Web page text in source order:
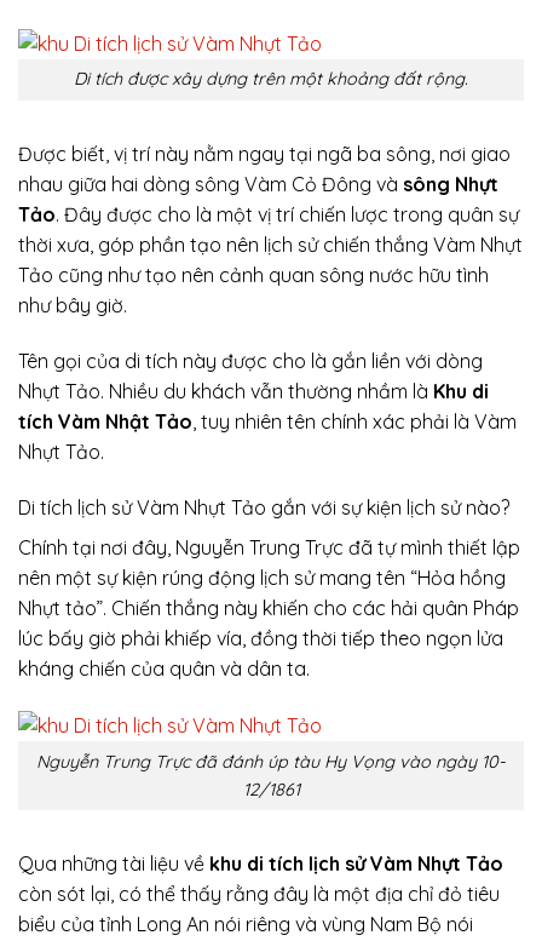
Di tích được xây dựng trên một khoảng đất rộng.
Được biết, vị trí này nằm ngay tại ngã ba sông, nơi giao
nhau giữa hai dòng sông Vàm Cỏ Đông và sông Nhựt
Tảo. Đây được cho là một vị trí chiến lược trong quân sự
thời xưa, góp phần tạo nên lịch sử chiến thắng Vàm Nhựt
Tảo cũng như tạo nên cảnh quan sông nước hữu tình
như bây giờ.
Tên gọi của di tích này được cho là gắn liền với dòng
Nhựt Tảo. Nhiều du khách vẫn thường nhầm là Khu di
tích Vàm Nhật Tảo , tuy nhiên tên chính xác phải là Vàm
Nhựt Tảo.
Di tích lịch sử Vàm Nhựt Tảo gắn với sự kiện lịch sử nào?
Chính tại nơi đây, Nguyễn Trung Trực đã tự mình thiết lập
nên một sự kiện rúng động lịch sử mang tên “Hỏa hồng
Nhựt tảo”. Chiến thắng này khiến cho các hải quân Pháp
lúc bấy giờ phải khiếp vía, đồng thời tiếp theo ngọn lửa
kháng chiến của quân và dân ta.
Nguyễn Trung Trực đã đánh úp tàu Hy Vọng vào ngày 10-
12/1861
Qua những tài liệu về khu di tích lịch sử Vàm Nhựt Tảo
còn sót lại, có thể thấy rằng đây là một địa chỉ đỏ tiêu
biểu của tỉnh Long An nói riêng và vùng Nam Bộ nói